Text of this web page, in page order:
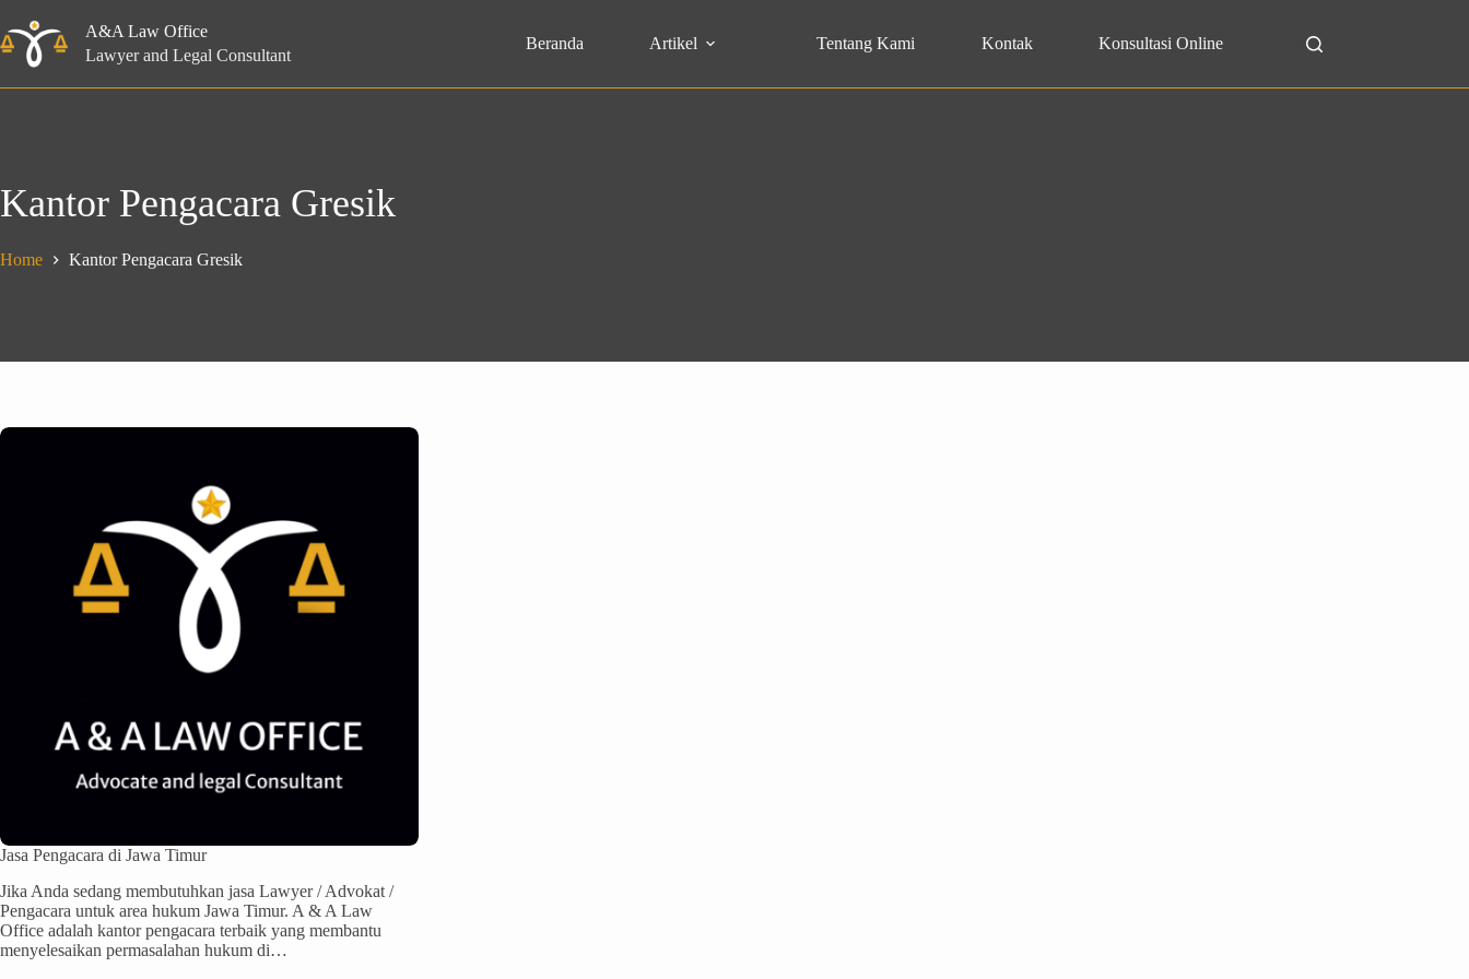
to
content
A&A Law Office
Lawyer and Legal Consultant
Beranda Artikel Tentang Kami Kontak Konsultasi Online
Kantor Pengacara Gresik
Home Kantor Pengacara Gresik
Jasa Pengacara di Jawa Timur
Jika Anda sedang membutuhkan jasa Lawyer / Advokat /
Pengacara untuk area hukum Jawa Timur. A & A Law
Office adalah kantor pengacara terbaik yang membantu
menyelesaikan permasalahan hukum di…